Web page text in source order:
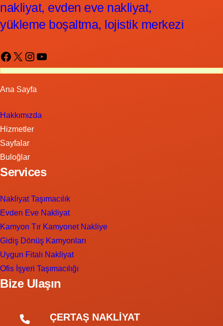
nakliyat, evden eve nakliyat,
yükleme boşaltma, lojistik merkezi
Facebook X Instagram YouTube
Ana Sayfa
Hakkımızda
Hizmetler
Sayfalar
Buloğlar
Services
Nakliyat Taşımacılık
Evden Eve Nakliyat
Kamyon Tır Kamyonet Nakliye
Gidiş Dönüş Kamyonları
Uygun Fitalı Nakliyat
Ofis İşyeri Taşımacılığı
Bize Ulaşın
ÇERTAŞ NAKLİYAT